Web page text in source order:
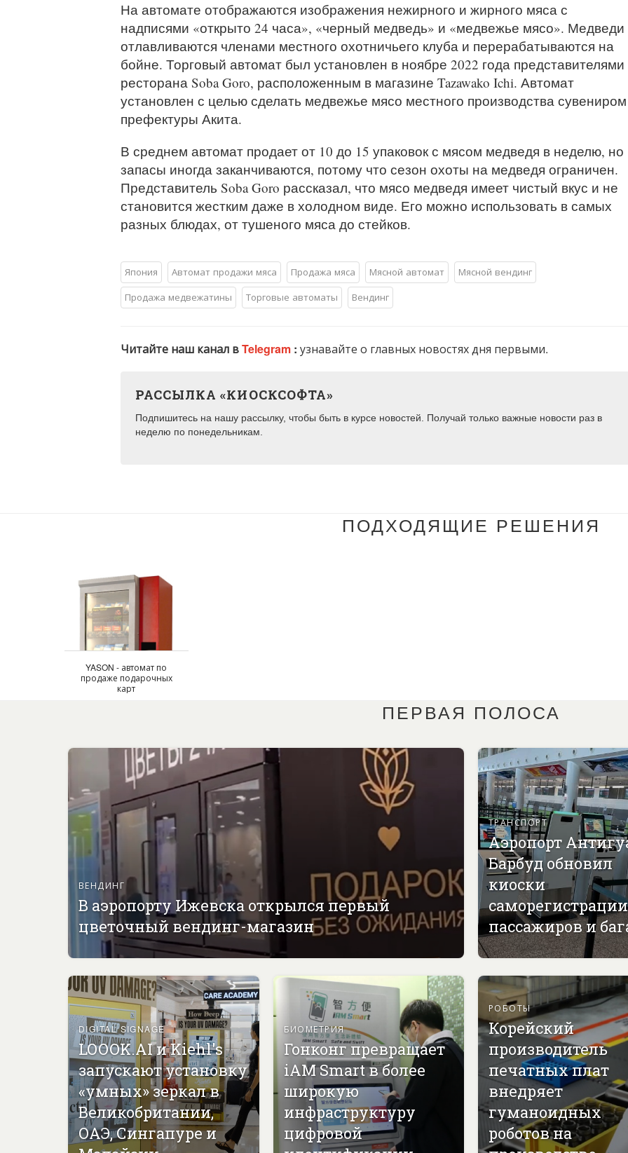
На автомате отображаются изображения нежирного и жирного мяса с
надписями «открыто 24 часа», «черный медведь» и «медвежье мясо». Медведи
отлавливаются членами местного охотничьего клуба и перерабатываются на
бойне. Торговый автомат был установлен в ноябре 2022 года представителями
ресторана Soba Goro, расположенным в магазине Tazawako Ichi. Автомат
установлен с целью сделать медвежье мясо местного производства сувениром
префектуры Акита.
В среднем автомат продает от 10 до 15 упаковок с мясом медведя в неделю, но
запасы иногда заканчиваются, потому что сезон охоты на медведя ограничен.
Представитель Soba Goro рассказал, что мясо медведя имеет чистый вкус и не
становится жестким даже в холодном виде. Его можно использовать в самых
разных блюдах, от тушеного мяса до стейков.
Япония Автомат продажи мяса Продажа мяса Мясной автомат
Мясной вендинг
Продажа медвежатины
Торговые автоматы Вендинг
Читайте наш канал вTelegram : узнавайте о главных новостях дня первыми.
РАССЫЛКА «КИОСКСОФТА»
Подпишитесь на нашу рассылку, чтобы быть в курсе новостей. Получай только важные новости раз в
неделю по понедельникам.
ПОДХОДЯЩИЕ РЕШЕНИЯ
YASON - автомат по
продаже подарочных
карт
ПЕРВАЯ ПОЛОСА
ВЕНДИНГ
В аэропорту Ижевска открылся первый
цветочный вендинг-магазин
ТРАНСПОРТ
Аэропорт
Барбуд обновил
киоски
саморегистрации
пассажиров и
DIGITAL SIGNAGE
LOOOK.AI и Kiehl's
запускают установку
«умных» зеркал в
Великобритании,
ОАЭ, Сингапуре и
БИОМЕТРИЯ
Гонконг превращает
iAM Smart в более
широкую
инфраструктуру
цифровой
РОБОТЫ
Корейский
производитель
печатных плат
внедряет
гуманоидных
роботов на